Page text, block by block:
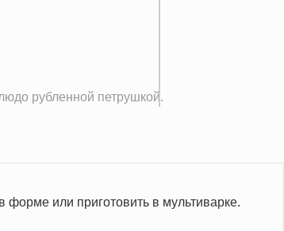
рубленной петрушкой.
или приготовить в мультиварке.